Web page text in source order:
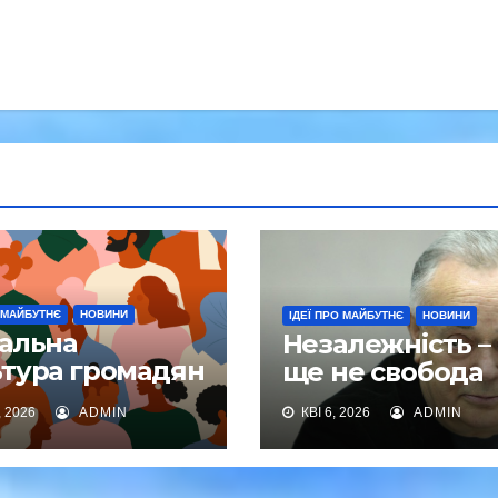
МАЙБУТНЄ НОВИНИ
громадян
2026 ADMIN
ІДЕЇ ПРО МАЙБУТНЄ НОВИНИ
Незалежність
ще не свобода
КВІ 6, 2026 ADMIN